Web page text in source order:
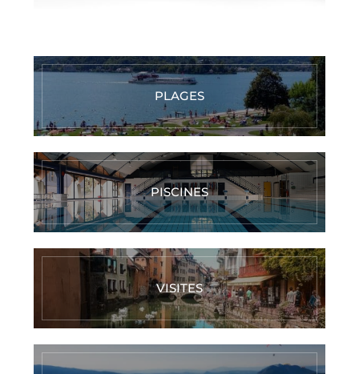
PLAGES
PISCINES
VISITES